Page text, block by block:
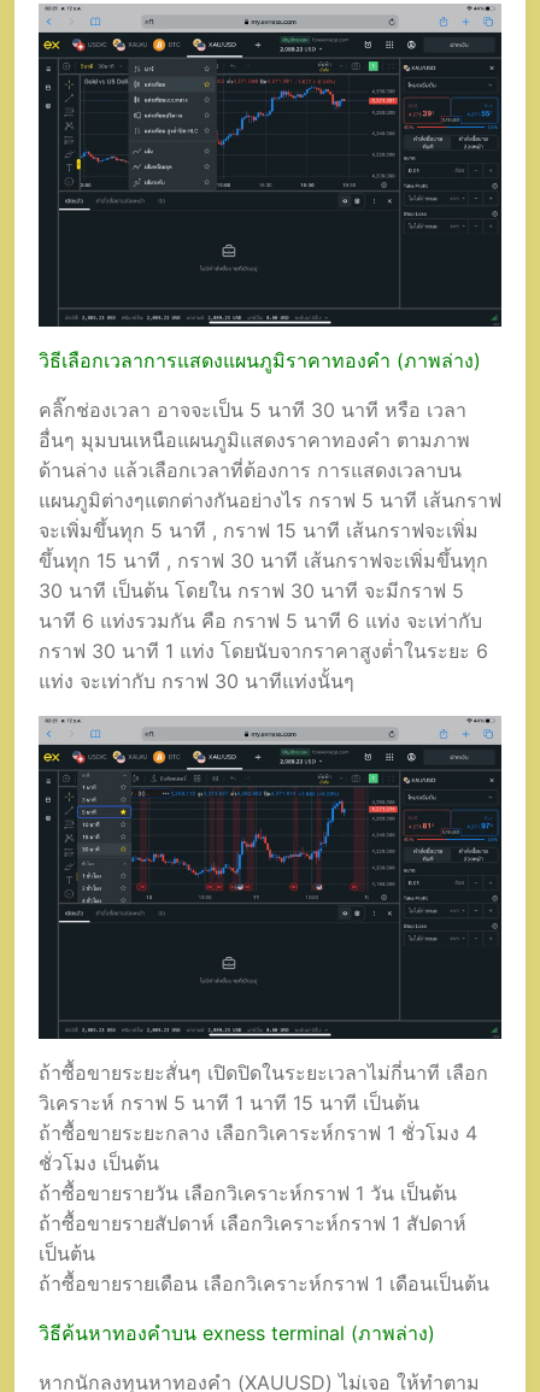
วิธีเลือกเวลาการแสดงแผนภูมิราคาทองคำ (ภาพล่าง)
คลิ๊กช่องเวลา อาจจะเป็น 5 นาที 30 นาที หรือ เวลา
อื่นๆ มุมบนเหนือแผนภูมิแสดงราคาทองคำ ตามภาพ
ด้านล่าง แล้วเลือกเวลาที่ต้องการ การแสดงเวลาบน
แผนภูมิต่างๆแตกต่างกันอย่างไร กราฟ 5 นาที เส้นกราฟ
จะเพิ่มขึ้นทุก 5 นาที , กราฟ 15 นาที เส้นกราฟจะเพิ่ม
ขึ้นทุก 15 นาที , กราฟ 30 นาที เส้นกราฟจะเพิ่มขึ้นทุก
30 นาที เป็นต้น โดยใน กราฟ 30 นาที จะมีกราฟ 5
นาที 6 แท่งรวมกัน คือ กราฟ 5 นาที 6 แท่ง จะเท่ากับ
กราฟ 30 นาที 1 แท่ง โดยนับจากราคาสูงต่ำในระยะ 6
แท่ง จะเท่ากับ กราฟ 30 นาทีแท่งนั้นๆ
ถ้าซื้อขายระยะสั่นๆ เปิดปิดในระยะเวลาไม่กี่นาที เลือก
วิเคราะห์ กราฟ 5 นาที 1 นาที 15 นาที เป็นต้น
ถ้าซื้อขายระยะกลาง เลือกวิเคาระห์กราฟ 1 ชั่วโมง 4
ชั่วโมง เป็นต้น
ถ้าซื้อขายรายวัน เลือกวิเคราะห์กราฟ 1 วัน เป็นต้น
ถ้าซื้อขายรายสัปดาห์ เลือกวิเคราะห์กราฟ 1 สัปดาห์
เป็นต้น
ถ้าซื้อขายรายเดือน เลือกวิเคราะห์กราฟ 1 เดือนเป็นต้น
วิธีค้นหาทองคำบน exness terminal (ภาพล่าง)
หากนักลงทุนหาทองคำ (XAUUSD) ไม่เจอ ให้ทำตาม